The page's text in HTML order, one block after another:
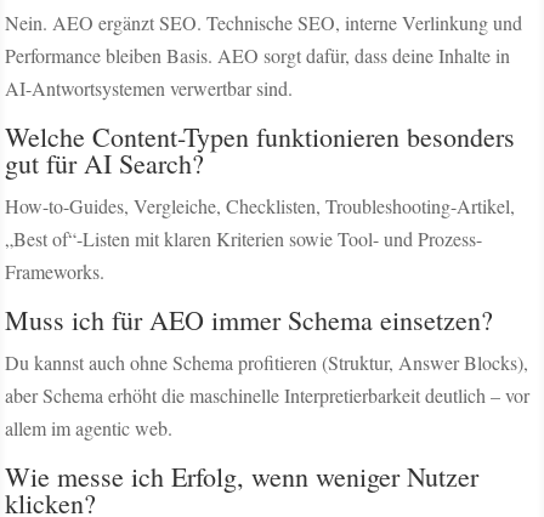
Nein. AEO ergänzt SEO. Technische SEO, interne Verlinkung und
Performance bleiben Basis. AEO sorgt dafür, dass deine Inhalte in
AI-Antwortsystemen verwertbar sind.
Welche Content-Typen funktionieren besonders
gut für AI Search?
How-to-Guides, Vergleiche, Checklisten, Troubleshooting-Artikel,
„Best of“-Listen mit klaren Kriterien sowie Tool- und Prozess-
Frameworks.
Muss ich für AEO immer Schema einsetzen?
Du kannst auch ohne Schema profitieren (Struktur, Answer Blocks),
aber Schema erhöht die maschinelle Interpretierbarkeit deutlich – vor
allem im agentic web.
Wie messe ich Erfolg, wenn weniger Nutzer
klicken?